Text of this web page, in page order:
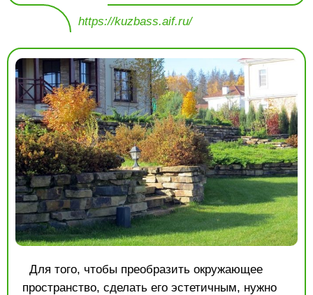
https://kuzbass.aif.ru/
Для того, чтобы преобразить окружающее
пространство, сделать его эстетичным, нужно